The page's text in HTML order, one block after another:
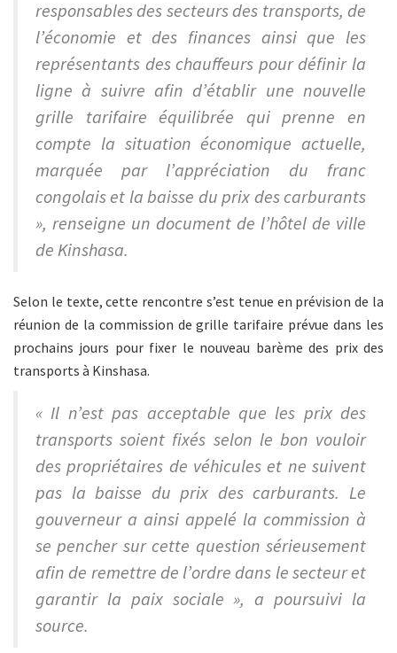
responsables des secteurs des transports, de
l’économie et des finances ainsi que les
représentants des chauffeurs pour définir la
ligne à suivre afin d’établir une nouvelle
grille tarifaire équilibrée qui prenne en
compte la situation économique actuelle,
marquée par l’appréciation du franc
congolais et la baisse du prix des carburants
», renseigne un document de l’hôtel de ville
de Kinshasa.
Selon le texte, cette rencontre s’est tenue en prévision de la
réunion de la commission de grille tarifaire prévue dans les
prochains jours pour fixer le nouveau barème des prix des
transports à Kinshasa.
« Il n’est pas acceptable que les prix des
transports soient fixés selon le bon vouloir
des propriétaires de véhicules et ne suivent
pas la baisse du prix des carburants. Le
gouverneur a ainsi appelé la commission à
se pencher sur cette question sérieusement
afin de remettre de l’ordre dans le secteur et
garantir la paix sociale », a poursuivi la
source.